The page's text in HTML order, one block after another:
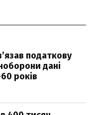
податкову
дані
років